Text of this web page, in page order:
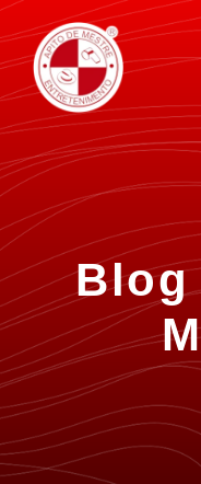
Blog